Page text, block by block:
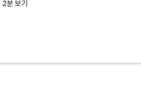
2분 보기